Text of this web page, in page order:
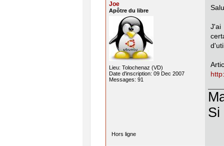
Joe
Apôtre du libre
Lieu: Tolochenaz (VD)
Date d'inscription: 09 Dec 2007
Messages: 91
J'ai
Si
Hors ligne